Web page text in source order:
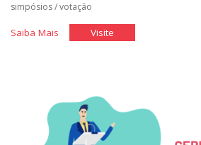
simpósios/votação
Saiba Mais"Divulgação
Visite"Divulgação